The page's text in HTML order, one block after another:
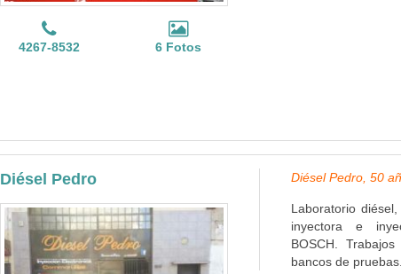
4267-8532 6 Fotos
Diésel Pedro Diésel Pedro, 50
Laboratorio
inyectora e
BOSCH.
bancos de